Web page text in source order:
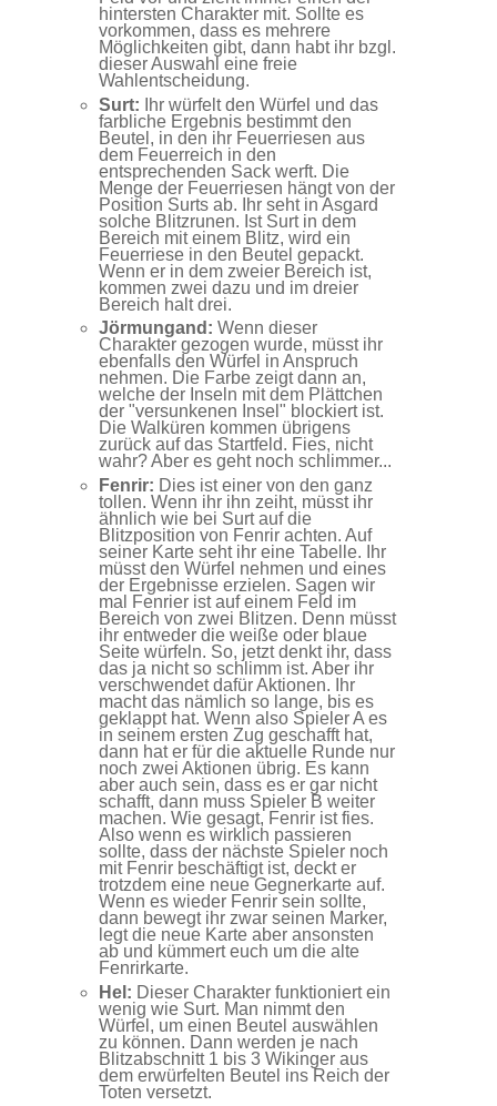
hintersten Charakter mit. Sollte es
vorkommen, dass es mehrere
Möglichkeiten gibt, dann habt ihr bzgl.
dieser Auswahl eine freie
Wahlentscheidung.
Surt:
Ihr würfelt den Würfel und das
farbliche Ergebnis bestimmt den
Beutel, in den ihr Feuerriesen aus
dem Feuerreich in den
entsprechenden Sack werft. Die
Menge der Feuerriesen hängt von der
Position Surts ab. Ihr seht in Asgard
solche Blitzrunen. Ist Surt in dem
Bereich mit einem Blitz, wird ein
Feuerriese in den Beutel gepackt.
Wenn er in dem zweier Bereich ist,
kommen zwei dazu und im dreier
Bereich halt drei.
Jörmungand:Wenn dieser
Charakter gezogen wurde, müsst ihr
ebenfalls den Würfel in Anspruch
nehmen. Die Farbe zeigt dann an,
welche der Inseln mit dem Plättchen
der "versunkenen Insel" blockiert ist.
Die Walküren kommen übrigens
zurück auf das Startfeld. Fies, nicht
wahr? Aber es geht noch schlimmer...
Fenrir: Dies ist einer von den ganz
tollen. Wenn ihr ihn zeiht, müsst ihr
ähnlich wie bei Surt auf die
Blitzposition von Fenrir achten. Auf
seiner Karte seht ihr eine Tabelle. Ihr
müsst den Würfel nehmen und eines
der Ergebnisse erzielen. Sagen wir
mal Fenrier ist auf einem Feld im
Bereich von zwei Blitzen. Denn müsst
ihr entweder die weiße oder blaue
Seite würfeln. So, jetzt denkt ihr, dass
das ja nicht so schlimm ist. Aber ihr
verschwendet dafür Aktionen. Ihr
macht das nämlich so lange, bis es
geklappt hat. Wenn also Spieler A es
in seinem ersten Zug geschafft hat,
dann hat er für die aktuelle Runde nur
noch zwei Aktionen übrig. Es kann
aber auch sein, dass es er gar nicht
schafft, dann muss Spieler B weiter
machen. Wie gesagt, Fenrir ist fies.
Also wenn es wirklich passieren
sollte, dass der nächste Spieler noch
mit Fenrir beschäftigt ist, deckt er
trotzdem eine neue Gegnerkarte auf.
Wenn es wieder Fenrir sein sollte,
dann bewegt ihr zwar seinen Marker,
legt die neue Karte aber ansonsten
ab und kümmert euch um die alte
Fenrirkarte.
Hel: Dieser Charakter funktioniert ein
wenig wie Surt. Man nimmt den
Würfel, um einen Beutel auswählen
zu können. Dann werden je nach
Blitzabschnitt 1 bis 3 Wikinger aus
dem erwürfelten Beutel ins Reich der
Toten versetzt.